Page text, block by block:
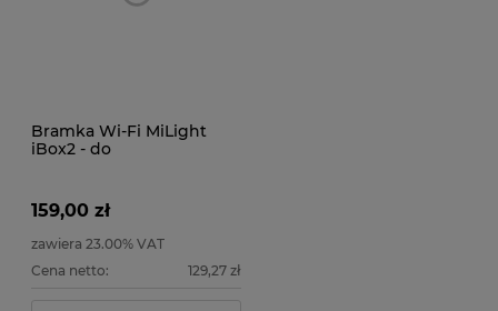
Bramka Wi-Fi MiLight
iBox2 - do
159,00 zł
zawiera 23.00% VAT
Cena netto:
129,27 zł